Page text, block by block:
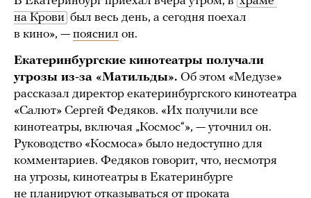
на Крови был весь день, а сегодня поехал
в кино», — пояснил он.
Екатеринбургские кинотеатры получали
угрозы из-за «Матильды». Об этом «Медузе»
рассказал директор екатеринбургского кинотеатра
«Салют» Сергей Федяков. «Их получили все
кинотеатры, включая „Космос“», — уточнил он.
Руководство «Космоса» было недоступно для
комментариев. Федяков говорит, что, несмотря
на угрозы, кинотеатры в Екатеринбурге
не планируют отказываться от проката